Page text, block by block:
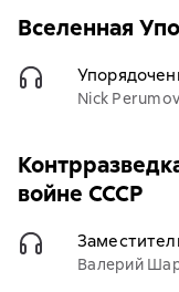
Вселенная
Nick Perumov
войне СССР
Валерий